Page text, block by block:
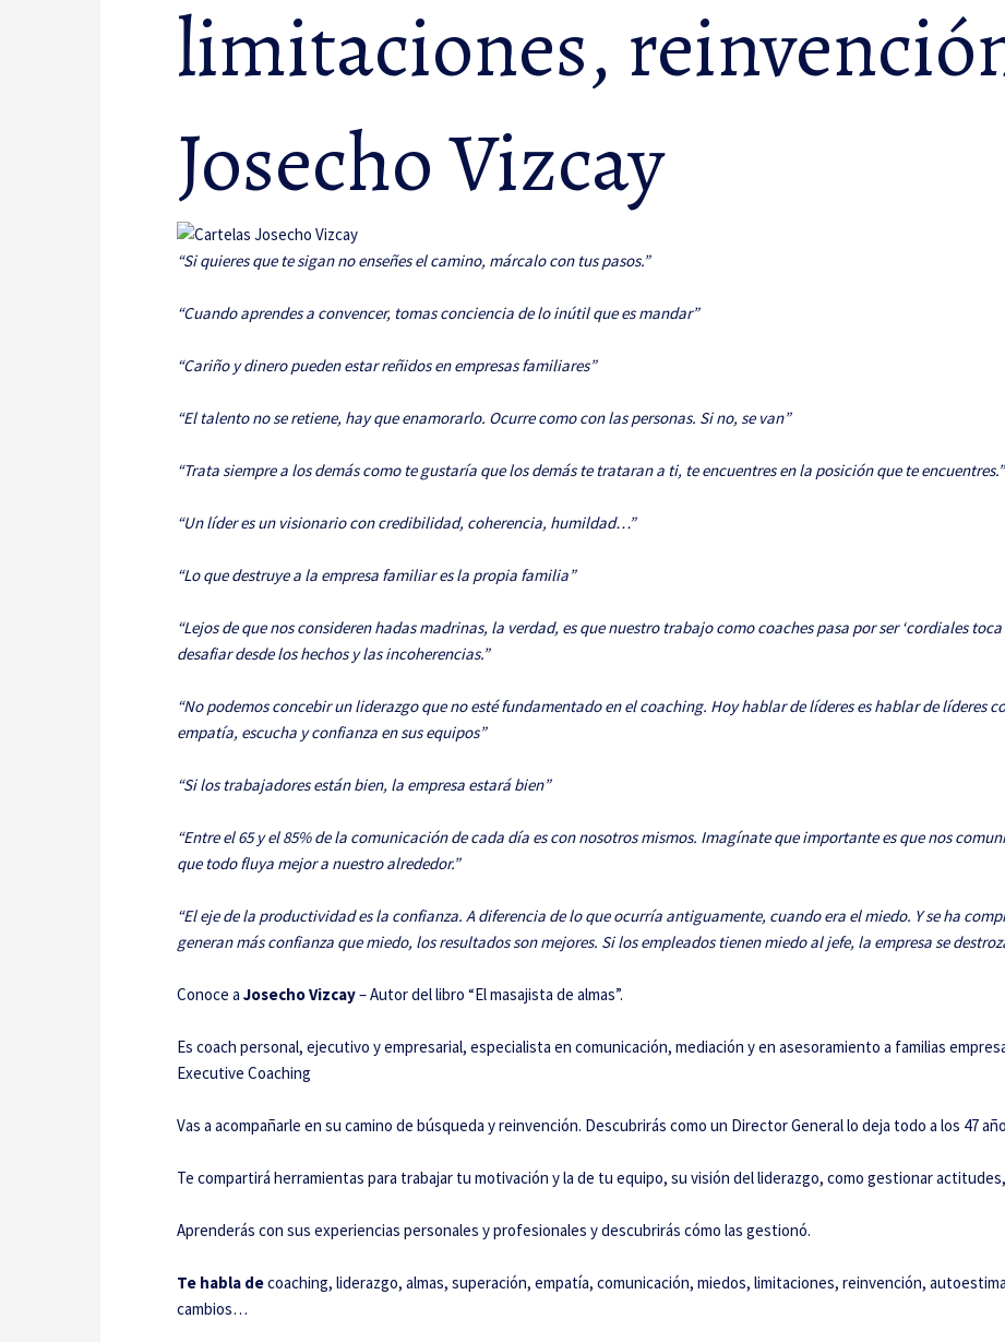
limitaciones,
Josecho Vizcay
“Si quieres que te sigan no enseñes el camino, márcalo con tus pasos.”
“Cuando aprendes a convencer, tomas conciencia de lo inútil que es mandar”
“Cariño y dinero pueden estar reñidos en empresas familiares”
“El talento no se retiene, hay que enamorarlo. Ocurre como con las personas. Si no, se van”
“Trata siempre a los demás como te gustaría que los demás te trataran a ti, te encuentres en la posición que te encuentres.”
“Un líder es un visionario con credibilidad, coherencia, humildad…”
“Lo que destruye a la empresa familiar es la propia familia”
“Lejos de que nos consideren hadas madrinas, la verdad, es que nuestro trabajo como coaches pasa por ser ‘cordiales
desafiar desde los hechos y las incoherencias.”
“No podemos concebir un liderazgo que no esté fundamentado en el coaching. Hoy hablar de líderes es hablar de líderes
empatía, escucha y confianza en sus equipos”
“Si los trabajadores están bien, la empresa estará bien”
“Entre el 65 y el 85% de la comunicación de cada día es con nosotros mismos. Imagínate que importante es que nos
que todo fluya mejor a nuestro alrededor.”
“El eje de la productividad es la confianza. A diferencia de lo que ocurría antiguamente, cuando era el miedo. Y se ha
generan más confianza que miedo, los resultados son mejores. Si los empleados tienen miedo al jefe, la empresa se
Conoce aJosecho Vizcay– Autor del libro “El masajista de almas”.
Es coach personal, ejecutivo y empresarial, especialista en comunicación, mediación y en asesoramiento a familias
Executive Coaching
Vas a acompañarle en su camino de búsqueda y reinvención. Descubrirás como un Director General lo deja todo a los 47
Te compartirá herramientas para trabajar tu motivación y la de tu equipo, su visión del liderazgo, como gestionar
Aprenderás con sus experiencias personales y profesionales y descubrirás cómo las gestionó.
Te habla decoaching, liderazgo, almas, superación, empatía, comunicación, miedos, limitaciones, reinvención,
cambios…